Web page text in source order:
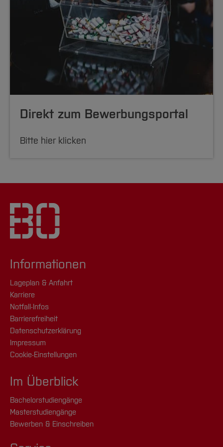
Direkt zum Bewerbungsportal
Bitte hier klicken
Informationen
Lageplan & Anfahrt
Karriere
Notfall-Infos
Barrierefreiheit
Datenschutzerklärung
Impressum
Cookie-Einstellungen
Im Überblick
Bachelorstudiengänge
Masterstudiengänge
Bewerben & Einschreiben